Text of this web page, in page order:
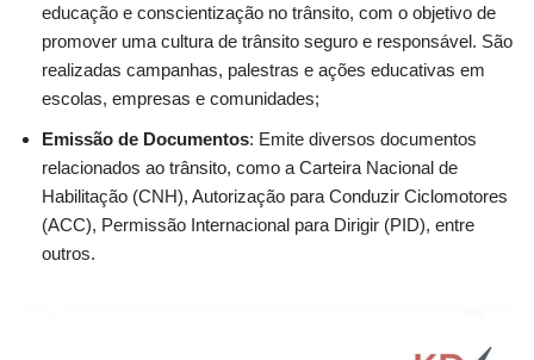
educação e conscientização no trânsito, com o objetivo de
promover uma cultura de trânsito seguro e responsável. São
realizadas campanhas, palestras e ações educativas em
escolas, empresas e comunidades;
Emissão de Documentos: Emite diversos documentos
relacionados ao trânsito, como a Carteira Nacional de
Habilitação (CNH), Autorização para Conduzir Ciclomotores
(ACC), Permissão Internacional para Dirigir (PID), entre
outros.